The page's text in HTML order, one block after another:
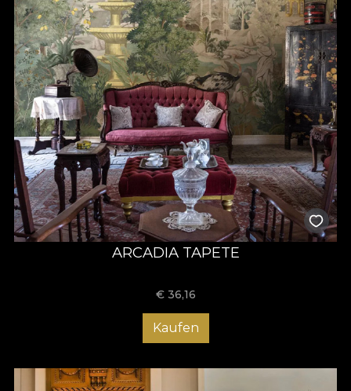
ARCADIA TAPETE
€ 36,16
Kaufen